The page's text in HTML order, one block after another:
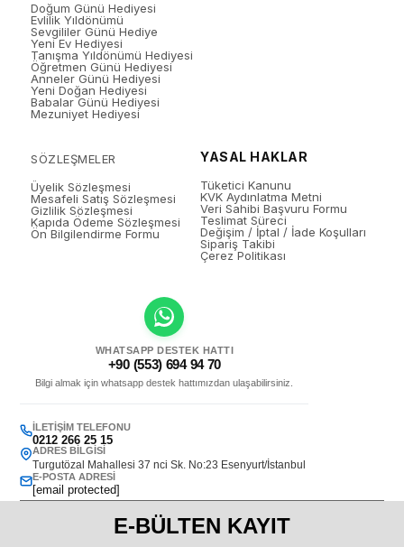
Doğum Günü Hediyesi
Evlilik Yıldönümü
Sevgililer Günü Hediye
Yeni Ev Hediyesi
Tanışma Yıldönümü Hediyesi
Öğretmen Günü Hediyesi
Anneler Günü Hediyesi
Yeni Doğan Hediyesi
Babalar Günü Hediyesi
Mezuniyet Hediyesi
SÖZLEŞMELER
Üyelik Sözleşmesi
Mesafeli Satış Sözleşmesi
Gizlilik Sözleşmesi
Kapıda Ödeme Sözleşmesi
Ön Bilgilendirme Formu
YASAL HAKLAR
Tüketici Kanunu
KVK Aydınlatma Metni
Veri Sahibi Başvuru Formu
Teslimat Süreci
Değişim / İptal / İade Koşulları
Sipariş Takibi
Çerez Politikası
WHATSAPP DESTEK HATTI
+90 (553) 694 94 70
Bilgi almak için whatsapp destek hattımızdan ulaşabilirsiniz.
İLETIŞIM TELEFONU
0212 266 25 15
ADRES BILGISI
Turgutözal Mahallesi 37 nci Sk. No:23 Esenyurt/İstanbul
E-POSTA ADRESI
[email protected]
E-BÜLTEN KAYIT